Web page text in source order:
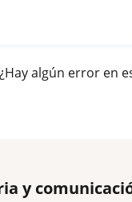
¿Hay algún error en
y